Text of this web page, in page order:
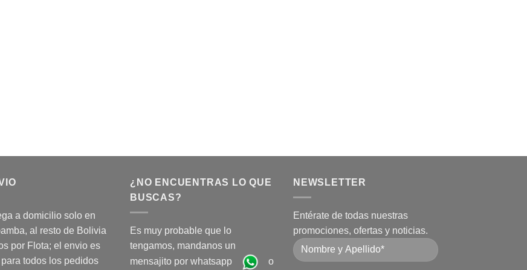
a domicilio solo en
al resto de Bolivia
por Flota; el envio es
todos los pedidos
¿NO ENCUENTRAS LO QUE
BUSCAS?
Es muy probable que lo
tengamos, mandanos un
mensajito por whatsapp
o
NEWSLETTER
Entérate de todas nuestras
promociones, ofertas y noticias.